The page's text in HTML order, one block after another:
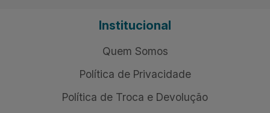
Institucional
Quem Somos
Política de Privacidade
Política de Troca e Devolução